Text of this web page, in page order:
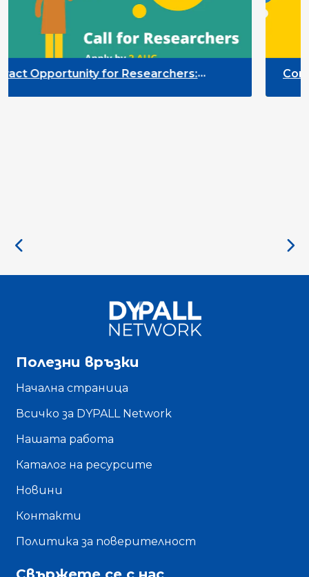
Contract Opportunity for
Полезни връзки
Начална страница
Всичко за DYPALL Network
Нашата работа
Каталог на ресурсите
Новини
Контакти
Политика за поверителност